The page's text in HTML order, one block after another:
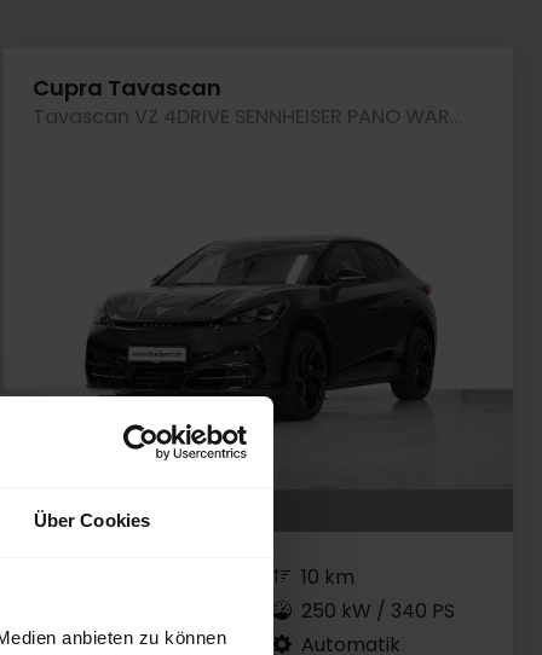
Über Cookies
anbieten zu können
Cupra Tavascan
Tavascan VZ 4DRIVE SENNHEISER PANO WÄRMEPUMPE
Basalt Grey
10 km
250 kW / 340 PS
Automatik